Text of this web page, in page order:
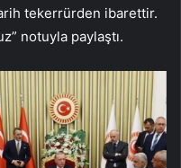
tekerrürden ibarettir.
notuyla paylaştı.